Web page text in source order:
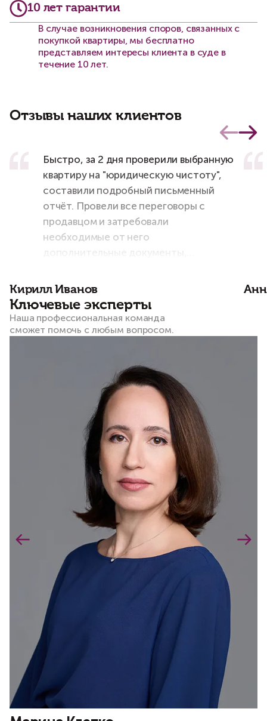
10 лет гарантии
В случае возникновения споров, связанных с
покупкой квартиры, мы бесплатно
представляем интересы клиента в суде в
течение 10 лет.
Отзывы наших клиентов
Быстро, за 2 дня проверили выбранную
квартиру на "юридическую чистоту",
составили подробный письменный
отчёт. Провели все переговоры с
продавцом и затребовали
необходимые от него
присутствовали на сделке. Сразу
профессионализм!
Кирилл Иванов
Ключевые эксперты
Наша профессиональная команда
сможет помочь с любым вопросом.​